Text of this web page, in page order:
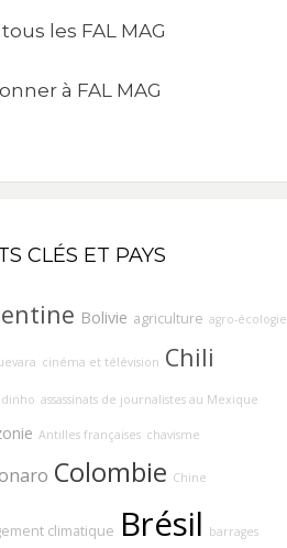
les FAL MAG
à FAL MAG
CLÉS ET PAYS
Bolivie agriculture agro-écologie
cinéma et télévision Chili
assassinats de journalistes au Mexique
Antilles françaises chavisme
Colombie Chine
climatique Brésil barrages